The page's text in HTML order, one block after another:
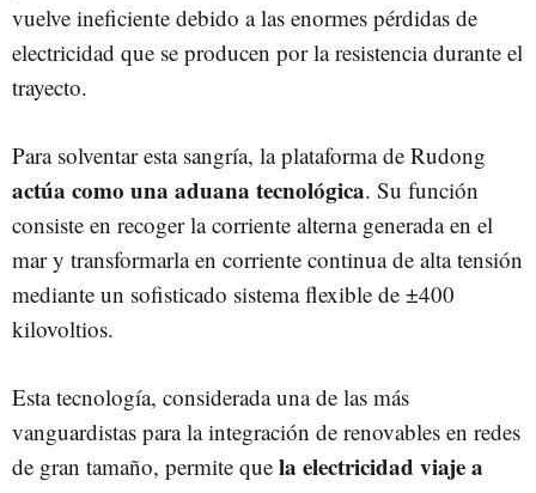
vuelve ineficiente debido a las enormes pérdidas de
electricidad que se producen por la resistencia durante el
trayecto.
Para solventar esta sangría, la plataforma de Rudong
actúa como una aduana tecnológica. Su función
consiste en recoger la corriente alterna generada en el
mar y transformarla en corriente continua de alta tensión
mediante un sofisticado sistema flexible de ±400
kilovoltios.
Esta tecnología, considerada una de las más
vanguardistas para la integración de renovables en redes
de gran tamaño, permite que la electricidad viaje a